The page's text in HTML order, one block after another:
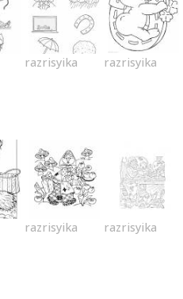
razrisyika razrisyika
razrisyika razrisyika